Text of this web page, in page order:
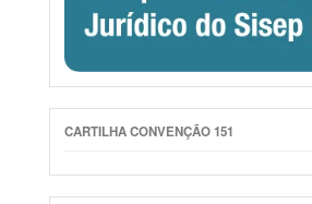
CARTILHA CONVENÇÃO 151